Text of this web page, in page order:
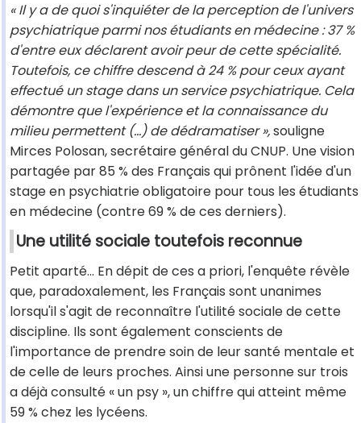
« Il y a de quoi s'inquiéter de la perception de l'univers
psychiatrique parmi nos étudiants en médecine : 37 %
d'entre eux déclarent avoir peur de cette spécialité.
Toutefois, ce chiffre descend à 24 % pour ceux ayant
effectué un stage dans un service psychiatrique. Cela
démontre que l'expérience et la connaissance du
milieu permettent (...) de dédramatiser »,souligne
Mirces Polosan, secrétaire général du CNUP. Une vision
partagée par 85 % des Français qui prônent l'idée d'un
stage en psychiatrie obligatoire pour tous les étudiants
en médecine (contre 69 % de ces derniers).
Une utilité sociale toutefois reconnue
Petit aparté... En dépit de ces a priori, l'enquête révèle
que, paradoxalement, les Français sont unanimes
lorsqu'il s'agit de reconnaître l'utilité sociale de cette
discipline. Ils sont également conscients de
l'importance de prendre soin de leur santé mentale et
de celle de leurs proches. Ainsi une personne sur trois
a déjà consulté « un psy », un chiffre qui atteint même
59 % chez les lycéens.